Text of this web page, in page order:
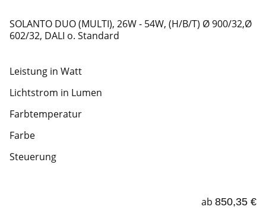
SOLANTO DUO (MULTI), 26W - 54W, (H/B/T) Ø 900/32,Ø
602/32, DALI o. Standard
Leistung in Watt
Lichtstrom in Lumen
Farbtemperatur
Farbe
Steuerung
ab 850,35 €